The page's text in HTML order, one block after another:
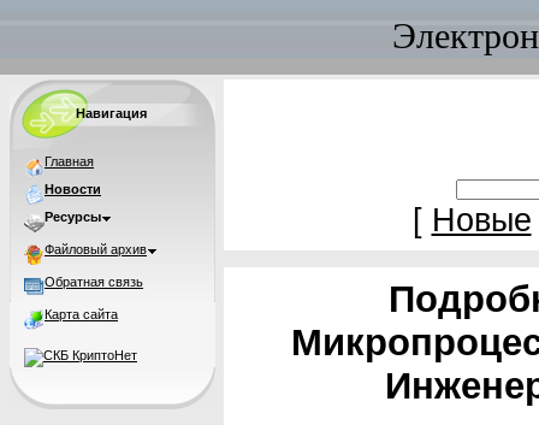
Навигация
Главная
Новости
Ресурсы
Файловый архив
Обратная связь
Карта сайта
[ Новые